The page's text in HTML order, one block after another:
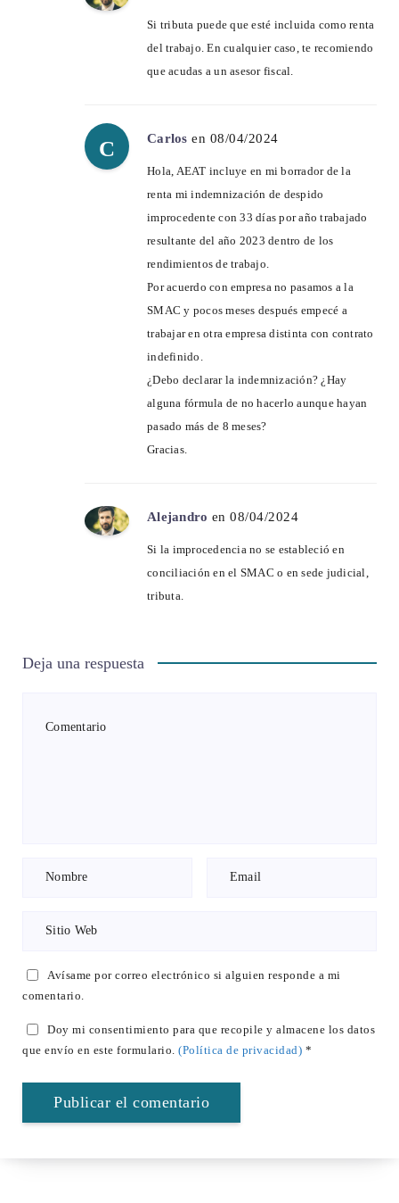
Si tributa puede que esté incluida como renta
del trabajo. En cualquier caso, te recomiendo
que acudas a un asesor fiscal.
C Carlos en 08/04/2024
Hola, AEAT incluye en mi borrador de la
renta mi indemnización de despido
improcedente con 33 días por año trabajado
resultante del año 2023 dentro de los
rendimientos de trabajo.
Por acuerdo con empresa no pasamos a la
SMAC y pocos meses después empecé a
trabajar en otra empresa distinta con contrato
indefinido.
¿Debo declarar la indemnización? ¿Hay
alguna fórmula de no hacerlo aunque hayan
pasado más de 8 meses?
Gracias.
Alejandro en 08/04/2024
Si la improcedencia no se estableció en
conciliación en el SMAC o en sede judicial,
tributa.
Deja una respuesta
Avísame por correo electrónico si alguien responde a mi
comentario.
Doy mi consentimiento para que recopile y almacene los datos
que envío en este formulario. (Política de privacidad) *